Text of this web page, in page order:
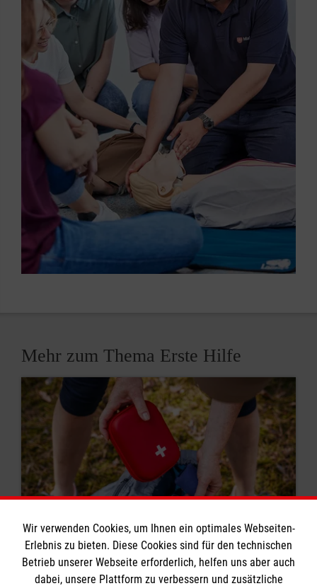
Mehr zum Thema Erste Hilfe
8 Erste-Hilfe-Mythen
Wir verwenden Cookies, um Ihnen ein optimales Webseiten-
Erlebnis zu bieten. Diese Cookies sind für den technischen
Betrieb unserer Webseite erforderlich, helfen uns aber auch
dabei, unsere Plattform zu verbessern und zusätzliche